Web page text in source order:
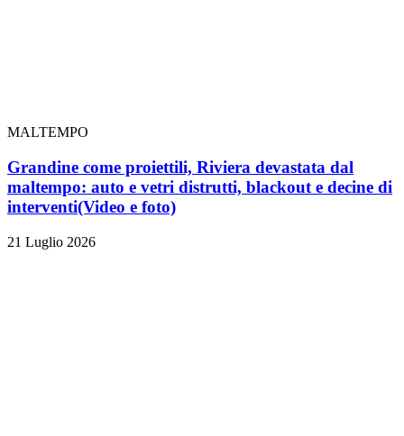
MALTEMPO
Grandine come proiettili, Riviera devastata dal
maltempo: auto e vetri distrutti, blackout e decine di
interventi(Video e foto)
21 Luglio 2026